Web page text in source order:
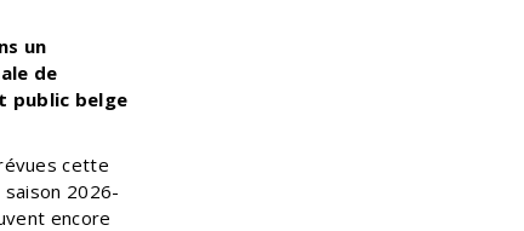
un
de
public belge
cette
2026-
encore